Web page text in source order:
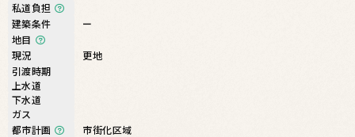
私道負担
建築条件
ー
地目
現況
更地
引渡時期
上水道
下水道
ガス
都市計画
市街化区域